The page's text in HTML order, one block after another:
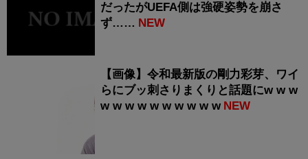
だったがUEFA側は強硬姿勢を崩さ
ず…… NEW
【画像】令和最新版の剛力彩芽、ワイ
らにブッ刺さりまくりと話題にw w w
w w w w w w w w w w NEW